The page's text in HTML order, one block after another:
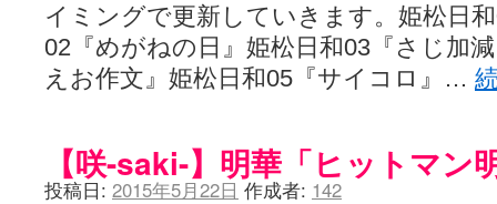
イミングで更新していきます。姫松日
02『めがねの日』姫松日和03『さじ加
えお作文』姫松日和05『サイコロ』…
【咲-saki-】明華「ヒットマン
投稿日: 2015年5月22日 作成者: 142